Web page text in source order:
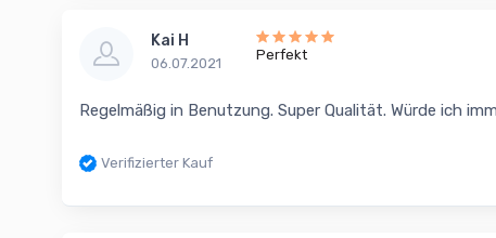
Kai H
06.07.2021
Perfekt
Regelmäßig in Benutzung. Super Qualität. Würde ich
Verifizierter Kauf